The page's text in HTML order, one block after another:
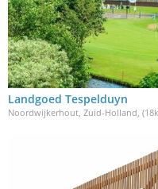
Landgoed Tespelduyn
Noordwijkerhout, Zuid-Holland ,